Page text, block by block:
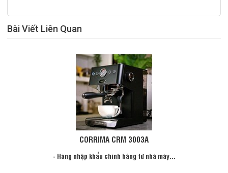
Bài Viết Liên Quan
CORRIMA CRM 3003A
- Hàng nhập khẩu chính hãng từ nhà máy...